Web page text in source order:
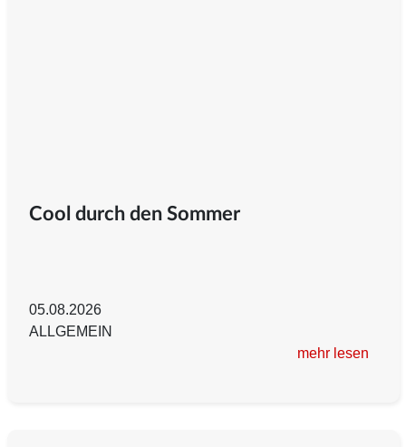
Cool durch den Sommer
05.08.2026
ALLGEMEIN
mehr lesen